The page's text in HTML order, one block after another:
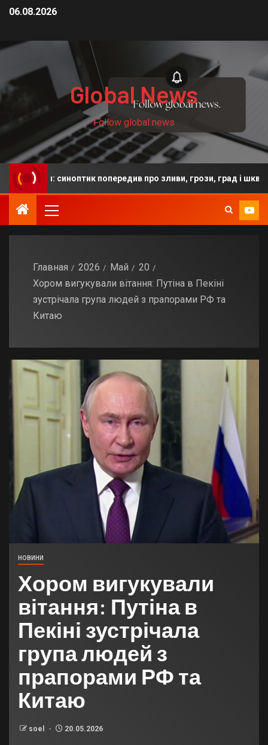
06.08.2026
Global News
Follow global news
синоптик попередив про зливи, грози, град і шквали
Главная 2026 Май
20
Хором вигукували вітання: Путіна в Пекіні
зустрічала група людей з прапорами РФ та
Китаю
НОВИНИ
Хором вигукували
вітання: Путіна в
Пекіні зустрічала
група людей з
прапорами РФ та
Китаю
soel 20.05.2026